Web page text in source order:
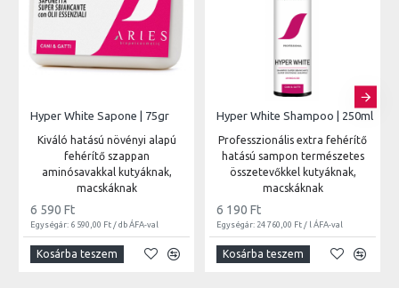
Hyper White Sapone | 75gr
Kiváló hatású növényi alapú
fehérítő szappan
aminósavakkal kutyáknak,
macskáknak
6 590 Ft
Egységár: 6 590,00 Ft / db ÁFA-val
Kosárba teszem
Hyper White Shampoo | 250ml
Professzionális extra fehérítő
hatású sampon természetes
összetevőkkel kutyáknak,
macskáknak
6 190 Ft
Egységár: 24 760,00 Ft / l ÁFA-val
Kosárba teszem